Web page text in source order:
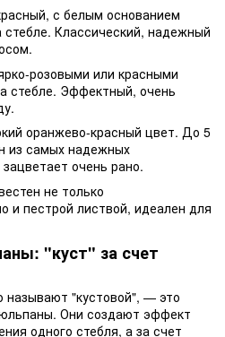
с белым основанием
стебле. Классический, надежный
розовыми или красными
стебле. Эффектный, очень
оранжево-красный цвет. До 5
из самых надежных
очень рано.
не только
и пестрой листвой, идеален для
"куст" за счет
называют "кустовой", — это
Они создают эффект
одного стебля, а за счет